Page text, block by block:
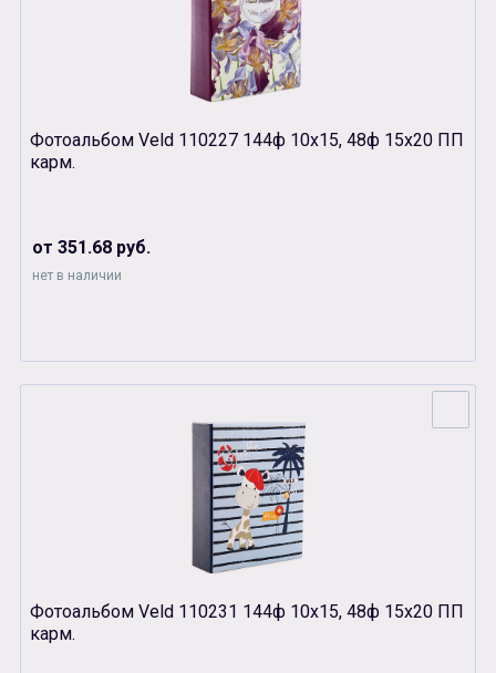
Фотоальбом Veld 110227 144ф 10х15, 48ф 15х20 ПП
карм.
от 351.68 руб.
нет в наличии
Фотоальбом Veld 110231 144ф 10х15, 48ф 15х20 ПП
карм.